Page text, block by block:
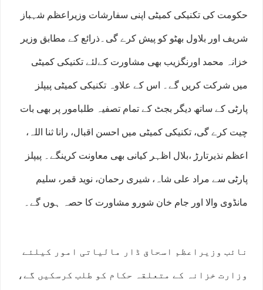
حکومت کی تکنیکی کمیٹی اپنی سفارشات وزیراعظم شہباز
شریف اور بلاول بھٹو کو پیش کرے گی۔ذرائع کے مطابق وزیر
خزانہ محمد اورنگزیب بھی مشاورت کےلئے تکنیکی کمیٹی
میں شرکت کریں گے۔ اس کے علاوہ تکنیکی کمیٹی پیپلز
پارٹی کے ساتھ دیگر بجٹ کے تمام تصفیہ طلبامور پر بھی بات
چیت کرے گی، تکنیکی کمیٹی میں احسن اقبال، رانا ثنا اللہ،
اعظم نذیرتارڑ ،بلال اظہر کیانی بھی معاونت کرینگے۔ پیپلز
پارٹی سے مراد علی شاہ، شیری رحمان، نوید قمر، سلیم
مانڈوی والا اور جام خان شورو مشاورت کا حصہ ہوں گے۔
نائب وزیراعظم اسحاق ڈار مالیاتی امور کیلئے
وزارت خزانہ کے متعلقہ حکام کو طلب کرسکیں گے،